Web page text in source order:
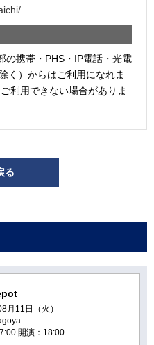
携帯・PHS・IP電話・光電
く）からはご利用になれま
利用できない場合がありま
る
月11日（火）
開演：18:00